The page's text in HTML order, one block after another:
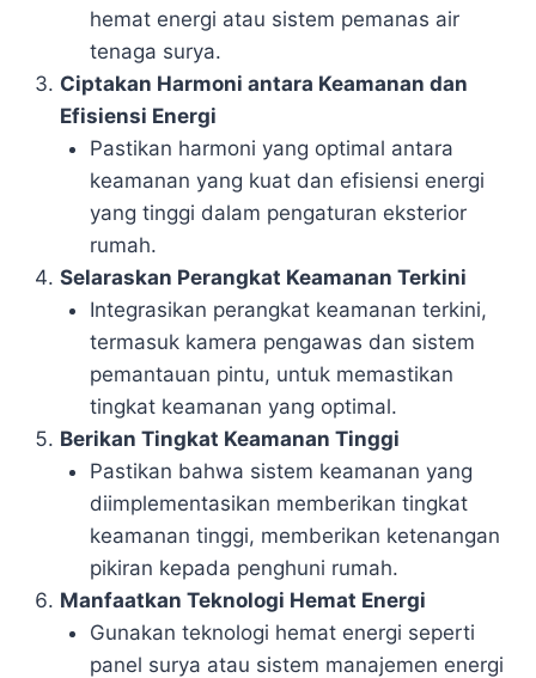
hemat energi atau sistem pemanas air
tenaga surya.
Ciptakan Harmoni antara Keamanan dan
Efisiensi Energi
Pastikan harmoni yang optimal antara
keamanan yang kuat dan efisiensi energi
yang tinggi dalam pengaturan eksterior
rumah.
Selaraskan Perangkat Keamanan Terkini
Integrasikan perangkat keamanan terkini,
termasuk kamera pengawas dan sistem
pemantauan pintu, untuk memastikan
tingkat keamanan yang optimal.
Berikan Tingkat Keamanan Tinggi
Pastikan bahwa sistem keamanan yang
diimplementasikan memberikan tingkat
keamanan tinggi, memberikan ketenangan
pikiran kepada penghuni rumah.
Manfaatkan Teknologi Hemat Energi
Gunakan teknologi hemat energi seperti
panel surya atau sistem manajemen energi